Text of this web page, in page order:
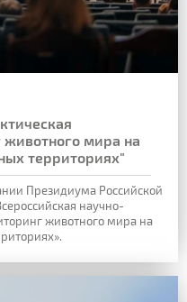
мира на
территориях"
Президиума Российской
научно-
животного мира на